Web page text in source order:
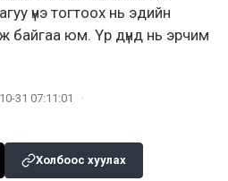
үнэ тогтоох нь эдийн
байгаа юм. Үр дүнд нь эрчим
31 07:11:01
·
Холбоос хуулах